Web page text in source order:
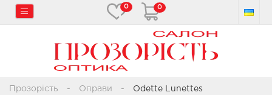
0 0
Прозорість Оправи Odette Lunettes